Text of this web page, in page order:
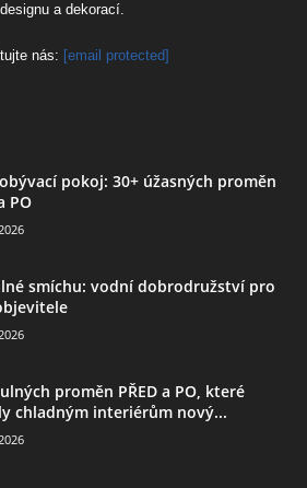
designu a dekorací.
nás: [email protected]
pokoj: 30+ úžasných proměn
PO
smíchu: vodní dobrodružství pro
proměn PŘED a PO, které
chladným interiérům nový...